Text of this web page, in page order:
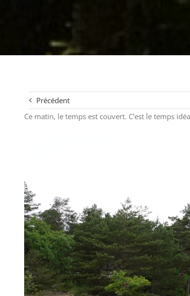
Précédent
Ce matin, le temps est couvert. C’est le temps